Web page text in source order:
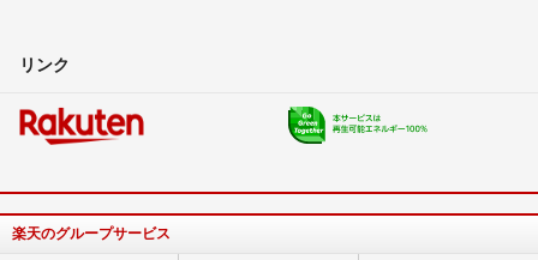
リンク
楽天のグループサービス